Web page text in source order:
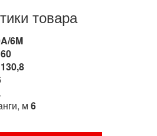
товара
6M
130,8
м 6